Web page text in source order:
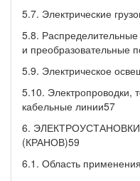
5.7. Электрические
5.8.
и преобразовательные
5.9. Электрическое
5.10. Электропроводки,
кабельные линии57
6.
(КРАНОВ)59
6.1. Область